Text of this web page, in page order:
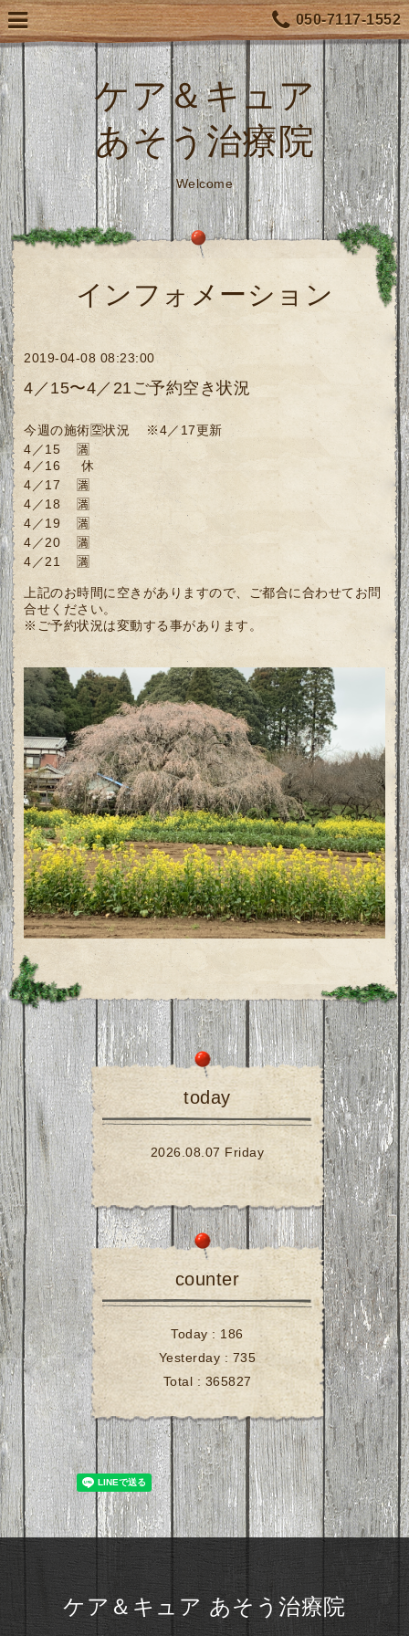
050-7117-1552
ケア＆キュア
あそう治療院
Welcome
インフォメーション
2019-04-08 08:23:00
4／15〜4／21ご予約空き状況
今週の施術🈳状況 ※4／17更新
4／15 🈵
4／16 休
4／17 🈵
4／18 🈵
4／19 🈵
4／20 🈵
4／21 🈵
上記のお時間に空きがありますので、ご都合に合わせてお問
合せください。
※ご予約状況は変動する事があります。
today
2026.08.07 Friday
counter
Today : 186
Yesterday : 735
Total : 365827
ケア＆キュア あそう治療院